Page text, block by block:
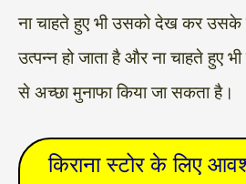
ना चाहते हुए भी उसको देख कर उसके
उत्पन्न हो जाता है और ना चाहते हुए
से अच्छा मुनाफा किया जा सकता है।
किराना स्टोर के लिए